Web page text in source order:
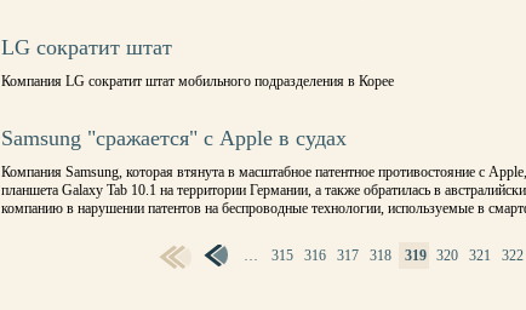
LG сократит штат
Компания LG сократит штат мобильного подразделения в Корее
Samsung "сражается" с Apple в судах
Компания Samsung, которая втянута в масштабное патентное противостояние с
планшета Galaxy Tab 10.1 на территории Германии, а также обратилась в
компанию в нарушении патентов на беспроводные технологии, используемые в
… 315 316 317 318 319 320 321 322